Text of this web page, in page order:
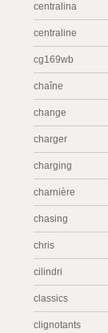
centralina
centraline
cg169wb
chaîne
change
charger
charging
charnière
chasing
chris
cilindri
classics
clignotants